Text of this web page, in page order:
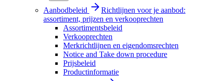
Aanbodbeleid
Richtlijnen voor je aanbod:
assortiment, prijzen en verkooprechten
Assortimentsbeleid
Verkooprechten
Merkrichtlijnen en eigendomsrechten
Notice and Take down procedure
Prijsbeleid
Productinformatie